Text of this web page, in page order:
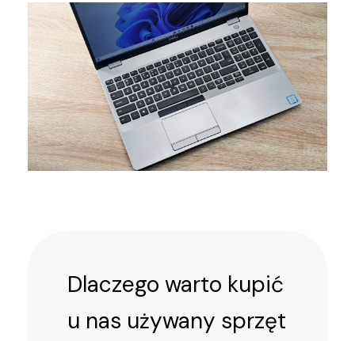
Dlaczego warto kupić
u nas używany sprzęt